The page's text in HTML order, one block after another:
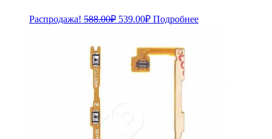
Распродажа! 588.00₽ Первоначальная
588.00₽.
539.00₽Текущая
цена:
Подробнее